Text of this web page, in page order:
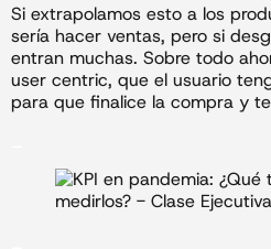
Si extrapolamos esto a los
sería hacer ventas, pero si
entran muchas. Sobre todo
user centric, que el usuario
para que finalice la compra y